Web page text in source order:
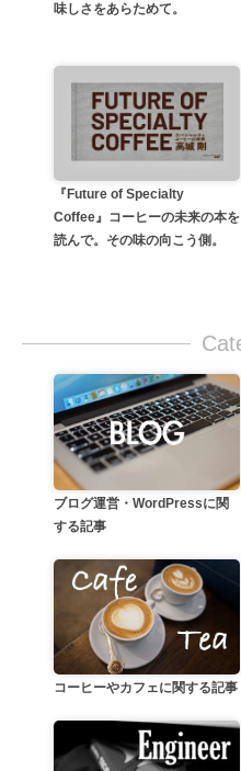
味しさをあらためて。
『Future of Specialty
Coffee』コーヒーの未来の本を
読んで。その味の向こう側。
ブログ運営・WordPressに関
する記事
コーヒーやカフェに関する記事